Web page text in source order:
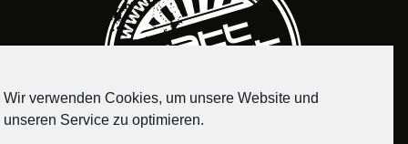
Wir verwenden Cookies, um unsere Website und
unseren Service zu optimieren.